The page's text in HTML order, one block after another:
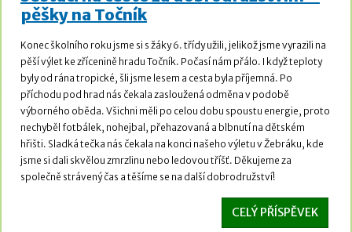
pěšky na Točník
Konec školního roku jsme si s žáky 6. třídy užili, jelikož jsme vyrazili na
pěší výlet ke zřícenině hradu Točník. Počasí nám přálo. I když teploty
byly od rána tropické, šli jsme lesem a cesta byla příjemná. Po
příchodu pod hrad nás čekala zasloužená odměna v podobě
výborného oběda. Všichni měli po celou dobu spoustu energie, proto
nechyběl fotbálek, nohejbal, přehazovaná a blbnutí na dětském
hřišti. Sladká tečka nás čekala na konci našeho výletu v Žebráku, kde
jsme si dali skvělou zmrzlinu nebo ledovou tříšť. Děkujeme za
společně strávený čas a těšíme se na další dobrodružství!
CELÝ PŘÍSPĚVEK